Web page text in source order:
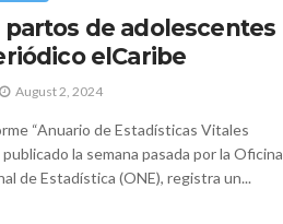
partos de adolescentes
elCaribe
August 2, 2024
“Anuario de Estadísticas Vitales
publicado la semana pasada por la Oficina
de Estadística (ONE), registra un...